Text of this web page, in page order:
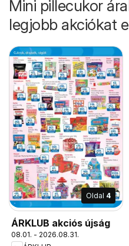
Mini pillecukor
legjobb akciókat
Oldal 4
ÁRKLUB akciós újság
08.01. - 2026.08.31.